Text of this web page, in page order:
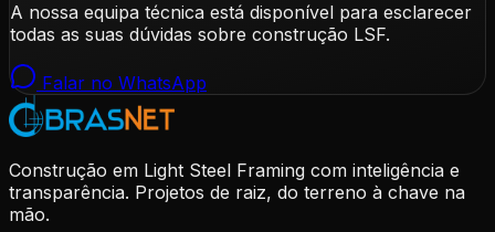
A nossa equipa técnica está disponível para esclarecer
todas as suas dúvidas sobre construção LSF.
Falar no WhatsApp
Construção em Light Steel Framing com inteligência e
transparência. Projetos de raiz, do terreno à chave na
mão.